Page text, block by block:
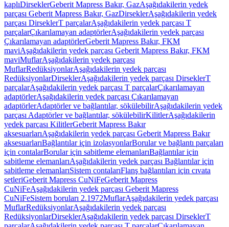
kaplıDirseklerGeberit Mapress Bakır, GazAşağıdakilerin yedek
parçası Geberit Mapress Bakır, GazDirseklerAşağıdakilerin yedek
parçası DirseklerT parçalarAşağıdakilerin yedek parçası T
parçalarÇıkarılamayan adaptörlerAşağıdakilerin yedek parçası
Çıkarılamayan adaptörlerGeberit Mapress Bakır, FKM
maviAşağıdakilerin yedek parçası Geberit Mapress Bakır, FKM
maviMuflarAşağıdakilerin yedek parçası
MuflarRedüksiyonlarAşağıdakilerin yedek parçası
RedüksiyonlarDirseklerAşağıdakilerin yedek parçası DirseklerT
parçalarAşağıdakilerin yedek parçası T parçalarÇıkarılamayan
adaptörlerAşağıdakilerin yedek parçası Çıkarılamayan
adaptörlerAdaptörler ve bağlantılar, sökülebilirAşağıdakilerin yedek
parçası Adaptörler ve bağlantılar, sökülebilirKilitlerAşağıdakilerin
yedek parçası KilitlerGeberit Mapress Bakır
aksesuarlarıAşağıdakilerin yedek parçası Geberit Mapress Bakır
aksesuarlarıBağlantılar için izolasyonlarBorular ve bağlantı parçaları
için contalarBorular için sabitleme elemanlarıBağlantılar için
sabitleme elemanlarıAşağıdakilerin yedek parçası Bağlantılar için
sabitleme elemanlarıSistem contalarıFlanş bağlantıları için cıvata
setleriGeberit Mapress CuNiFeGeberit Mapress
CuNiFeAşağıdakilerin yedek parçası Geberit Mapress
CuNiFeSistem boruları 2.1972MuflarAşağıdakilerin yedek parçası
MuflarRedüksiyonlarAşağıdakilerin yedek parçası
RedüksiyonlarDirseklerAşağıdakilerin yedek parçası DirseklerT